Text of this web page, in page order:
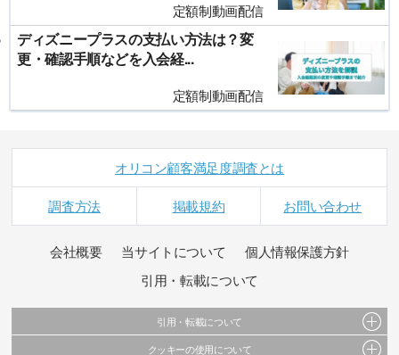
定額制動画配信
ディズニープラスの支払い方法は？変
更・確認手順などを入会経...
定額制動画配信
オリコン顧客満足度調査とは
調査方法 掲載規約 お問い合わせ
会社概要 当サイトについて
個人情報保護方針
引用・転載について
引用・転載について
当サイトで公開されている情報（文字、写真、イラスト、画像データ等）及びこれらの配
クッキーの使用について